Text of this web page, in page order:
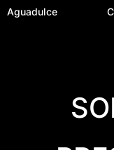
Aguadulce